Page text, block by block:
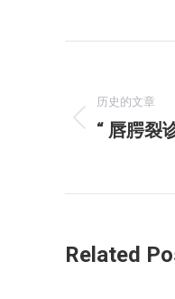
章
导
历史的文章
历
“ 唇腭裂
Related